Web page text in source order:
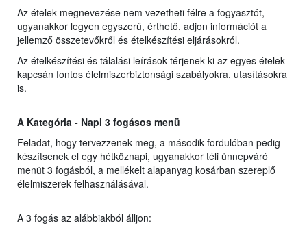
Az ételek megnevezése nem vezetheti félre a fogyasztót,
ugyanakkor legyen egyszerű, érthető, adjon információt a
jellemző összetevőkről és ételkészítési eljárásokról.
Az ételkészítési és tálalási leírások térjenek ki az egyes ételek
kapcsán fontos élelmiszerbiztonsági szabályokra, utasításokra
is.
A Kategória - Napi 3 fogásos menü
Feladat, hogy tervezzenek meg, a második fordulóban pedig
készítsenek el egy hétköznapi, ugyanakkor téli ünnepváró
menüt 3 fogásból, a mellékelt alapanyag kosárban szereplő
élelmiszerek felhasználásával.
A 3 fogás az alábbiakból álljon: